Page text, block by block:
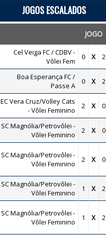
JOGOS ESCALADOS
JOGO
Cel Veiga FC / CDBV -
Vôlei Fem
0 X 2
Boa Esperança FC /
Passe A
0 X 2
EC Vera Cruz/Volley Cats
- Vôlei Feminino
2 X 0
SC Magnólia/Petrovôlei -
Vôlei Feminino
2 X 0
SC Magnólia/Petrovôlei -
Vôlei Feminino
2 X 0
SC Magnólia/Petrovôlei -
Vôlei Feminino
1 X 2
SC Magnólia/Petrovôlei -
Vôlei Feminino
1 X 2